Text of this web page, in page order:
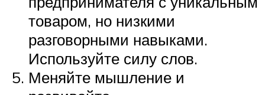
товаром, но низкими
разговорными навыками.
Используйте силу слов.
Меняйте мышление и